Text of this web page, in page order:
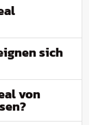
sich
von